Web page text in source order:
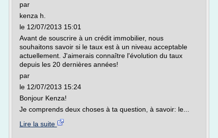
par
kenza h.
le 12/07/2013 15:01
Avant de souscrire à un crédit immobilier, nous
souhaitons savoir si le taux est à un niveau acceptable
actuellement. J'aimerais connaître l'évolution du taux
depuis les 20 dernières années!
par
le 12/07/2013 15:24
Bonjour Kenza!
Je comprends deux choses à ta question, à savoir: le...
Lire la suite